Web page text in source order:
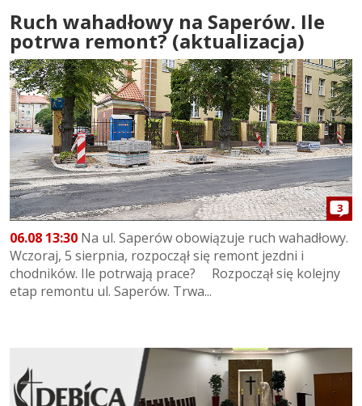
Ruch wahadłowy na Saperów. Ile
potrwa remont? (aktualizacja)
3
06.08 13:30 Na ul. Saperów obowiązuje ruch wahadłowy.
Wczoraj, 5 sierpnia, rozpoczął się remont jezdni i
chodników. Ile potrwają prace? Rozpoczął się kolejny
etap remontu ul. Saperów. Trwa...